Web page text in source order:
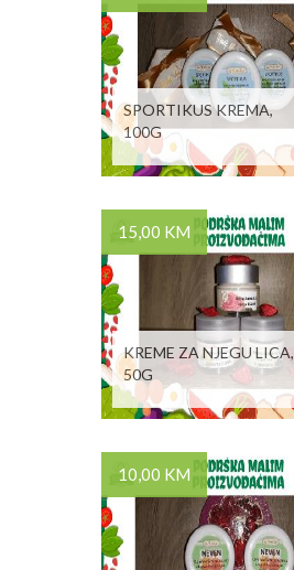
SPORTIKUS KREMA,
100G
15,00 KM
KREME ZA NJEGU LICA,
50G
10,00 KM